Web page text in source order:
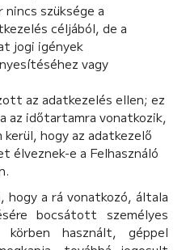
nincs szüksége a
céljából, de a
jogi igények
vagy
az adatkezelés ellen; ez
az időtartamra vonatkozik,
hogy az adatkezelő
élveznek-e a Felhasználó
hogy a rá vonatkozó, általa
bocsátott személyes
használt, géppel